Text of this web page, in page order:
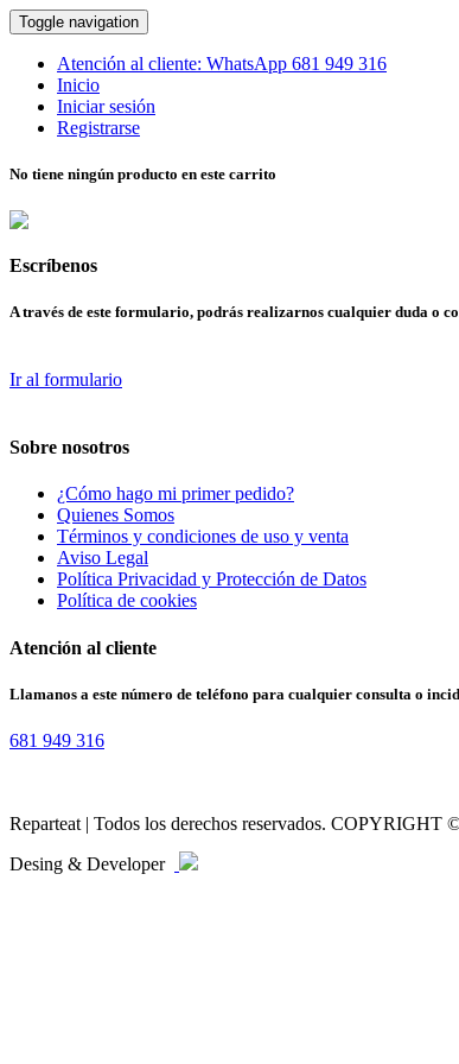
Toggle navigation
Atención al cliente: WhatsApp 681 949 316
Inicio
Iniciar sesión
Registrarse
No tiene ningún producto en este carrito
Escríbenos
A través de este formulario, podrás realizarnos cualquier duda o
Ir al formulario
Sobre nosotros
¿Cómo hago mi primer pedido?
Quienes Somos
Términos y condiciones de uso y venta
Aviso Legal
Política Privacidad y Protección de Datos
Política de cookies
Atención al cliente
Llamanos a este número de teléfono para cualquier consulta o
681 949 316
Reparteat | Todos los derechos reservados. COPYRIGHT
Desing & Developer